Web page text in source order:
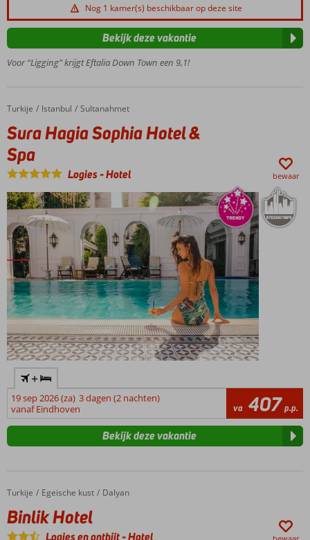
zandstrand
loopafstand
van het
van Alanya
3-
tot wel 6 personen
Ontbijt of
Halfpension
ook
mogelijk
Nog 1 kamer(s) beschikbaar op deze site
Voor “Ligging” krijgt Eftalia Down Town een 9,1!
Bekijk deze vakantie
Home
Turkije Istanbul Sultanahmet
Sura Hagia Sophia Hotel & Spa
Sura Hagia Sophia Hotel &
Spa
Logies-Hotel bewaar
+
19 sep 2026 (za) 3 dagen (2 nachten)
vanaf Eindhoven
va 407 p.p.
Bekijk deze vakantie
Home
Turkije Egeische kust Dalyan
Binlik Hotel
Binlik Hotel
Logies en ontbijt-Hotel